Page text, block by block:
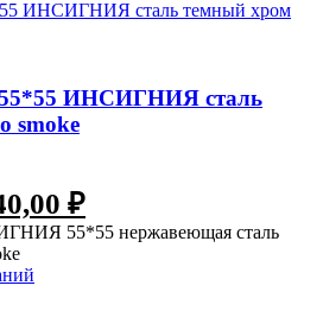
ИНСИГНИЯ сталь
smoke
₽
55*55 нержавеющая сталь